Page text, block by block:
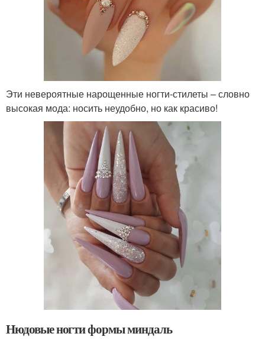
Эти невероятные нарощенные ногти-стилеты – словно
высокая мода: носить неудобно, но как красиво!
Нюдовые ногти формы миндаль